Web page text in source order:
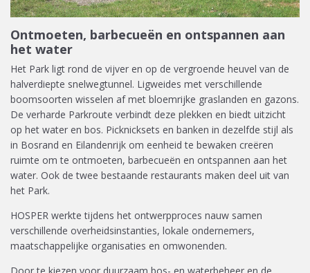
Ontmoeten, barbecueën en ontspannen aan
het water
Het Park ligt rond de vijver en op de vergroende heuvel van de
halverdiepte snelwegtunnel. Ligweides met verschillende
boomsoorten wisselen af met bloemrijke graslanden en gazons.
De verharde Parkroute verbindt deze plekken en biedt uitzicht
op het water en bos. Picknicksets en banken in dezelfde stijl als
in Bosrand en Eilandenrijk om eenheid te bewaken creëren
ruimte om te ontmoeten, barbecueën en ontspannen aan het
water. Ook de twee bestaande restaurants maken deel uit van
het Park.
HOSPER werkte tijdens het ontwerpproces nauw samen
verschillende overheidsinstanties, lokale ondernemers,
maatschappelijke organisaties en omwonenden.